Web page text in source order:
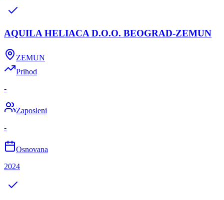
AQUILA HELIACA D.O.O. BEOGRAD-ZEMUN
ZEMUN
Prihod
-
Zaposleni
-
Osnovana
2024